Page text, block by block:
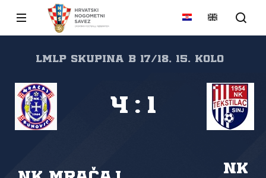
LMLP Skupina B 17/18, 15. kolo
NK
4 : 1